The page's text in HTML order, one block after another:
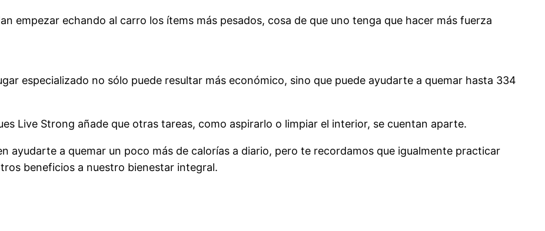
empezar echando al carro los ítems más pesados, cosa de que uno tenga que hacer más fuerza
especializado no sólo puede resultar más económico, sino que puede ayudarte a quemar hasta 334
Live Strong añade que otras tareas, como aspirarlo o limpiar el interior, se cuentan aparte.
ayudarte a quemar un poco más de calorías a diario, pero te recordamos que igualmente practicar
beneficios a nuestro bienestar integral.